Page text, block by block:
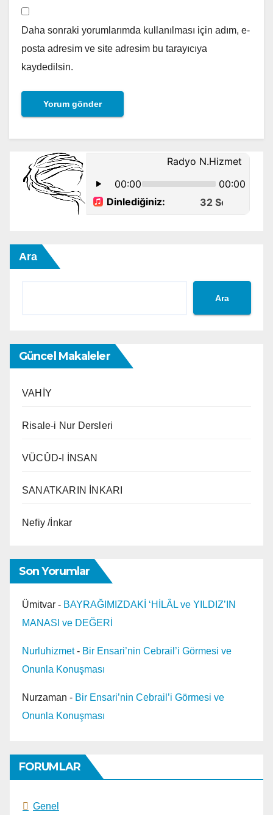
Daha sonraki yorumlarımda kullanılması için adım, e-
posta adresim ve site adresim bu tarayıcıya
kaydedilsin.
Ara
Ara
Güncel Makaleler
VAHİY
Risale-i Nur Dersleri
VÜCÛD-I İNSAN
SANATKARIN İNKARI
Nefiy /İnkar
Son Yorumlar
Ümitvar - BAYRAĞIMIZDAKİ ‘HİLÂL ve YILDIZ’IN
MANASI ve DEĞERİ
Nurluhizmet- Bir Ensari’nin Cebrail’i Görmesi ve
Onunla Konuşması
Nurzaman - Bir Ensari’nin Cebrail’i Görmesi ve
Onunla Konuşması
FORUMLAR
Genel